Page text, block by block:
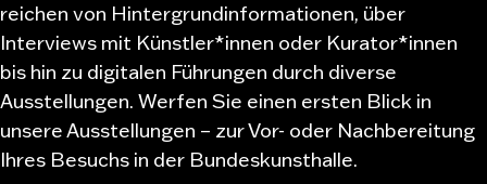
reichen von Hintergrundinformationen, über
Interviews mit Künstler*innen oder Kurator*innen
bis hin zu digitalen Führungen durch diverse
Ausstellungen. Werfen Sie einen ersten Blick in
unsere Ausstellungen – zur Vor- oder Nachbereitung
Ihres Besuchs in der Bundeskunsthalle.